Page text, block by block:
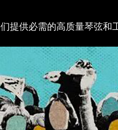
提供必需的高质量琴弦和